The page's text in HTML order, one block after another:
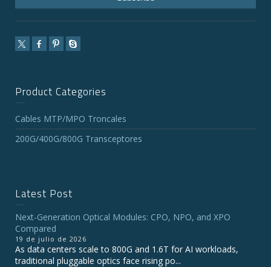
Product Categories
Cables MTP/MPO Troncales
200G/400G/800G Transceptores
Latest Post
Next-Generation Optical Modules: CPO, NPO, and XPO
Compared
19 de julio de 2026
As data centers scale to 800G and 1.6T for AI workloads,
traditional pluggable optics face rising po...